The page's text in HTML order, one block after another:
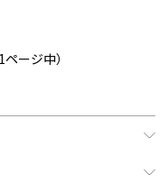
ージ中）